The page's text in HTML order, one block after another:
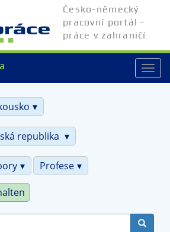
Česko-německý
pracovní portál -
práce v zahraničí
republika
Profese